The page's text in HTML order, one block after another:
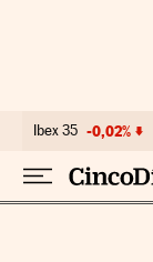
Ibex 35 -0,02%